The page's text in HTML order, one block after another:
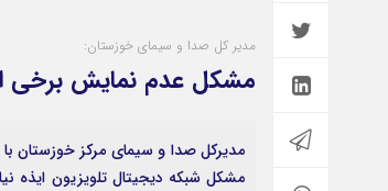
مدیر کل صدا و سیمای خوزستان:
مشکل عدم نمایش برخی
مدیرکل صدا و سیمای مرکز خوزستان
مشکل شبکه دیجیتال تلویزیون ایذه